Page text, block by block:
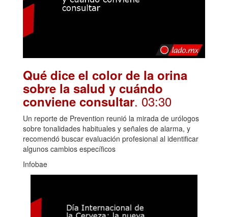
Qué dice el color de la orina
sobre la salud y cuándo
conviene consultar. 03:30
Un reporte de Prevention reunió la mirada de urólogos
sobre tonalidades habituales y señales de alarma, y
recomendó buscar evaluación profesional al identificar
algunos cambios específicos
Infobae